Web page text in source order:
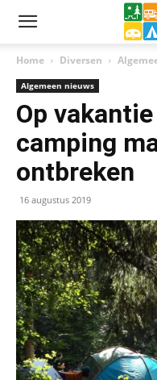
Home Diversen
Algemeen nieuws
Op
camping
ontbreken
16 augustus 2019